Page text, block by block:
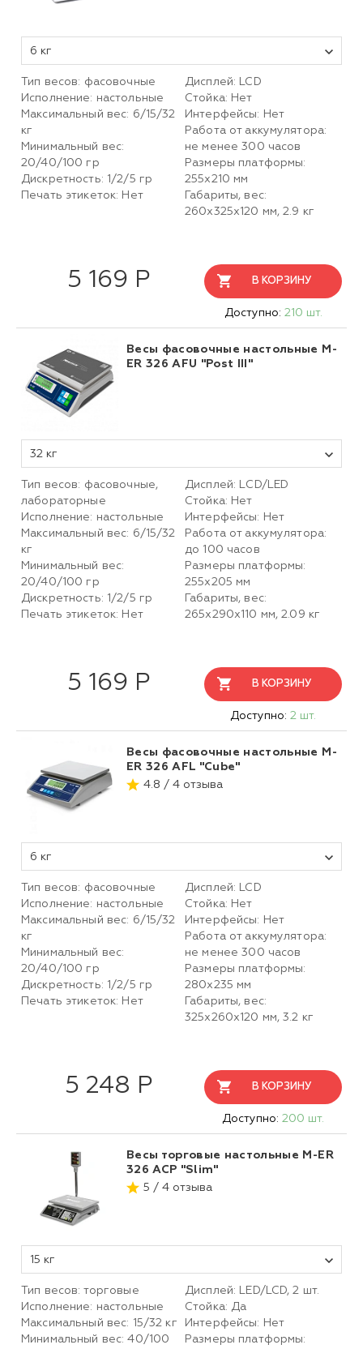
6 кг
Тип весов: фасовочные
Исполнение: настольные
Максимальный вес: 6/15/32
кг
Минимальный вес:
20/40/100 гр
Дискретность: 1/2/5 гр
Печать этикеток: Нет
Дисплей: LCD
Стойка: Нет
Интерфейсы: Нет
Работа от аккумулятора:
не менее 300 часов
Размеры платформы:
255х210 мм
Габариты, вес:
260х325х120 мм, 2.9 кг
5 169 Р В КОРЗИНУ
Доступно: 210 шт.
Весы фасовочные настольные M-
ER 326 AFU "Post III"
32 кг
Тип весов: фасовочные,
лабораторные
Исполнение: настольные
Максимальный вес: 6/15/32
кг
Минимальный вес:
20/40/100 гр
Дискретность: 1/2/5 гр
Печать этикеток: Нет
Дисплей: LСD/LED
Стойка: Нет
Интерфейсы: Нет
Работа от аккумулятора:
до 100 часов
Размеры платформы:
255х205 мм
Габариты, вес:
265х290х110 мм, 2.09 кг
5 169 Р В КОРЗИНУ
Доступно: 2 шт.
Весы фасовочные настольные M-
ER 326 AFL "Cube"
4.8 / 4 отзыва
6 кг
Тип весов: фасовочные
Исполнение: настольные
Максимальный вес: 6/15/32
кг
Минимальный вес:
20/40/100 гр
Дискретность: 1/2/5 гр
Печать этикеток: Нет
Дисплей: LCD
Стойка: Нет
Интерфейсы: Нет
Работа от аккумулятора:
не менее 300 часов
Размеры платформы:
280х235 мм
Габариты, вес:
325х260х120 мм, 3.2 кг
5 248 Р В КОРЗИНУ
Доступно: 200 шт.
Весы торговые настольные M-ER
326 ACP "Slim"
5 / 4 отзыва
15 кг
Тип весов: торговые
Исполнение: настольные
Максимальный вес: 15/32 кг
Минимальный вес: 40/100
Дисплей: LED/LCD, 2 шт.
Стойка: Да
Интерфейсы: Нет
Размеры платформы: